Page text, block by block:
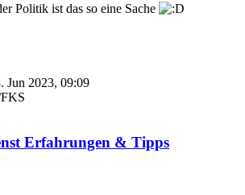
Politik ist das so eine Sache
Jun 2023, 09:09
Erfahrungen & Tipps